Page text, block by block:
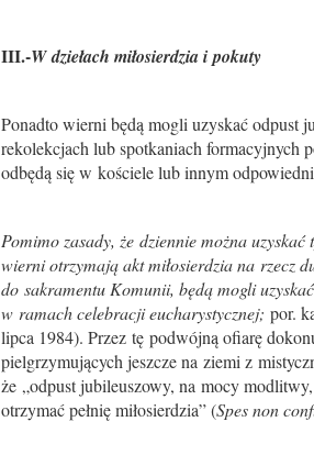
III.-W dziełach miłosierdzia i pokuty
Ponadto wierni będą mogli uzyskać odpust
rekolekcjach lub spotkaniach formacyjnych
odbędą się w kościele lub innym
Pomimo zasady, że dziennie można
wierni otrzymają akt miłosierdzia na rzecz
do sakramentu Komunii, będą mogli
w ramach celebracji eucharystycznej; por.
lipca 1984). Przez tę podwójną ofiarę
pielgrzymujących jeszcze na ziemi z
że „odpust jubileuszowy, na mocy
otrzymać pełnię miłosierdzia” (Spes non